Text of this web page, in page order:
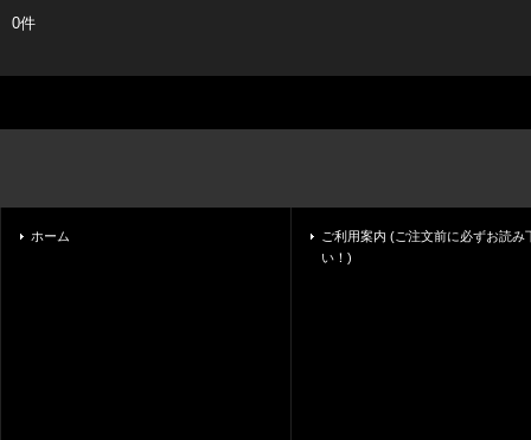
0件
ホーム
ご利用案内 (ご注文前に必ずお読み
い！)